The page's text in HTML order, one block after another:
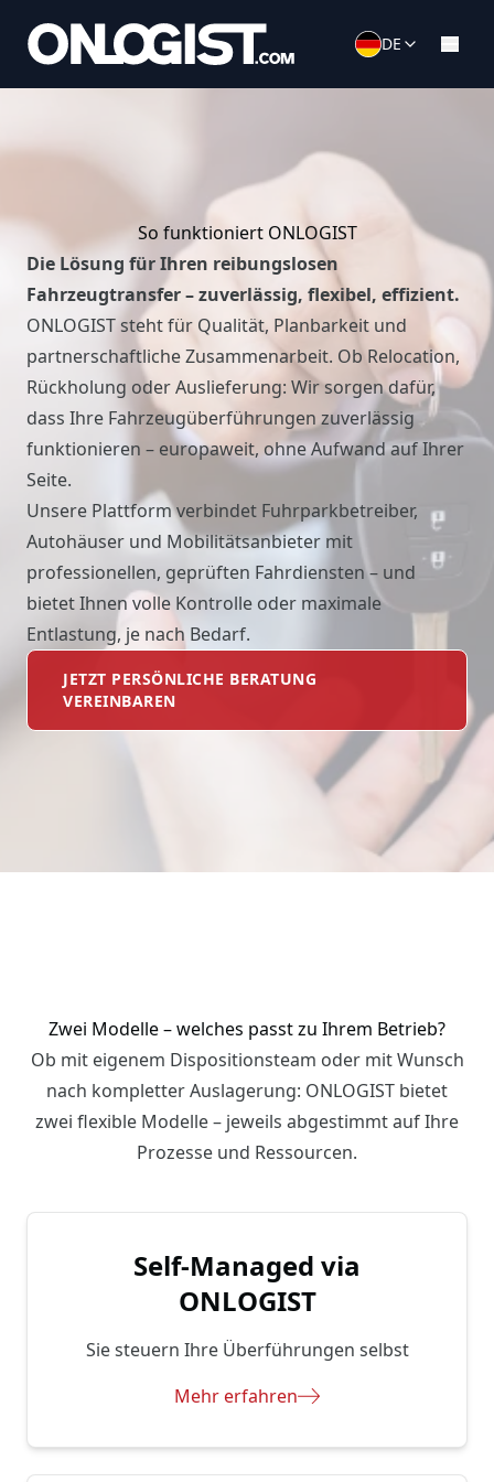
DE
So funktioniert ONLOGIST
Die Lösung für Ihren reibungslosen
Fahrzeugtransfer – zuverlässig, flexibel, effizient.
ONLOGIST steht für Qualität, Planbarkeit und
partnerschaftliche Zusammenarbeit. Ob Relocation,
Rückholung oder Auslieferung: Wir sorgen dafür,
dass Ihre Fahrzeugüberführungen zuverlässig
funktionieren – europaweit, ohne Aufwand auf Ihrer
Seite.
Unsere Plattform verbindet Fuhrparkbetreiber,
Autohäuser und Mobilitätsanbieter mit
professionellen, geprüften Fahrdiensten – und
bietet Ihnen volle Kontrolle oder maximale
Entlastung, je nach Bedarf.
JETZT PERSÖNLICHE BERATUNG
VEREINBAREN
Zwei Modelle – welches passt zu Ihrem Betrieb?
Ob mit eigenem Dispositionsteam oder mit Wunsch
nach kompletter Auslagerung: ONLOGIST bietet
zwei flexible Modelle – jeweils abgestimmt auf Ihre
Prozesse und Ressourcen.
Self-Managed via
ONLOGIST
Sie steuern Ihre Überführungen selbst
Mehr erfahren